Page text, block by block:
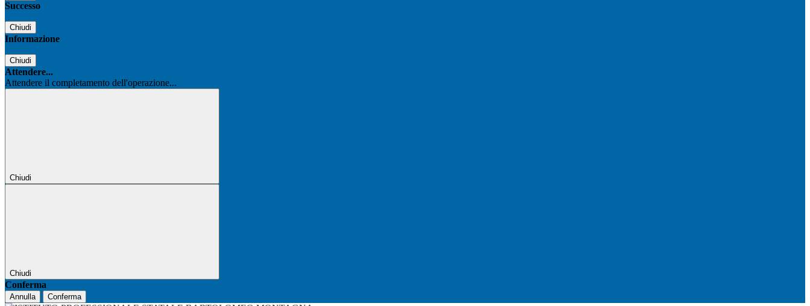
Successo
Chiudi
Informazione
Chiudi
Attendere...
Attendere il completamento dell'operazione...
Chiudi
Chiudi
Conferma
Annulla Conferma